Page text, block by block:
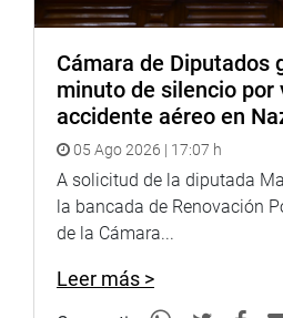
Nacional por 78 votos a favor,
abstenciones.
OFICINA DE COMUNICACIONES
Cámara de Diputados
minuto de silencio por
accidente aéreo en
05 Ago 2026 | 17:07 h
A solicitud de la diputada
la bancada de Renovación
de la Cámara...
Leer más >